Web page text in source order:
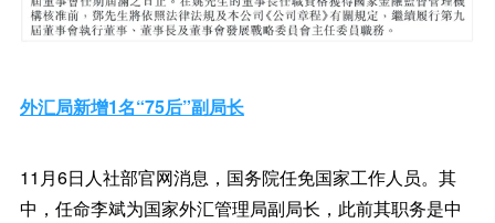
外汇局新增1名“75后”副局长
11月6日人社部官网消息，国务院任免国家工作人员。其
中，任命李斌为国家外汇管理局副局长，此前其职务是中